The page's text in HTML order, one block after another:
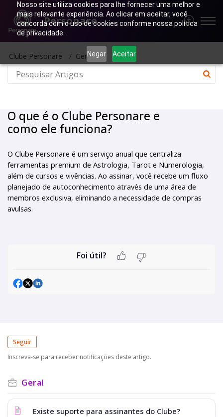
Nosso site utiliza cookies para lhe fornecer uma melhor e
mais relevante experiência. Ao clicar em aceitar, você
concorda com o uso de cookies conforme nossa política
de privacidade.
Negar Aceitar
Personare
Clube Personare Geral
O que é o Clube Personare e
como ele funciona?
O Clube Personare é um serviço anual que centraliza
ferramentas premium de Astrologia, Tarot e Numerologia,
além de cursos e vivências. Ao assinar, você recebe um fluxo
planejado de autoconhecimento através de uma área de
membros exclusiva, eliminando a necessidade de compras
avulsas.
Foi útil?
Seguir
Inscreva-se para receber notificações deste artigo.
Geral
Existe suporte para assinantes do Clube?